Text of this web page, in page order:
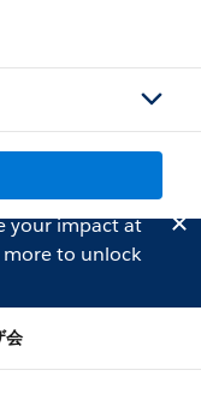
your impact at
to unlock
会